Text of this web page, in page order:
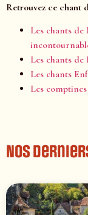
Retrouvez ce chant
Les chants
Les chants
Les chants
Les
Nos